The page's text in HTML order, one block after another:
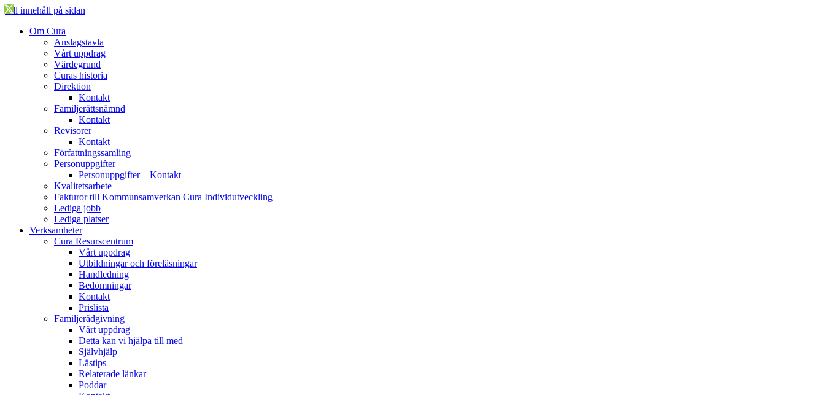
Till innehåll på sidan
menynOm Cura
Anslagstavla
Vårt uppdrag
Värdegrund
Curas historia
Direktion
Kontakt
Familjerättsnämnd
Kontakt
Revisorer
Kontakt
Författningssamling
Personuppgifter
Personuppgifter – Kontakt
Kvalitetsarbete
Fakturor till Kommunsamverkan Cura Individutveckling
Lediga jobb
Lediga platser
Verksamheter
Cura Resurscentrum
Vårt uppdrag
Utbildningar och föreläsningar
Handledning
Bedömningar
Kontakt
Prislista
Familjerådgivning
Vårt uppdrag
Detta kan vi hjälpa till med
Självhjälp
Lästips
Relaterade länkar
Poddar